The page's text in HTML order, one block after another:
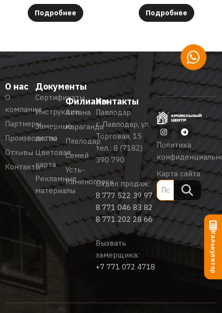
Подробнее Подробнее
О нас
О
компании
Партнеры
Производство
Отзывы
Контакты
Документы
Сертификаты
Инструкции
Замерные
листы
Цветовая
карта
Рекламные
материалы
Филиалы
Астана
Караганда
Павлодар
Семей
Усть-
Каменогорск
Контакты
Павлодар
г. Павлодар, ул.
Торговая, 15
тел.: 8 (7182)
390 790
Отдел продаж:
8 777 522 39 97
8 771 046 83 82
8 771 202 28 66
Вызвать
замерщика:
+7 771 072 4718
Политика
Карта сайта
Калькулятор